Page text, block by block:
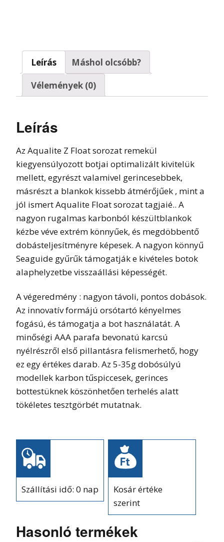
Leírás
Máshol olcsóbb?
Vélemények (0)
Leírás
Az Aqualite Z Float sorozat remekül
kiegyensúlyozott botjai optimalizált kivitelük
mellett, egyrészt valamivel gerincesebbek,
másrészt a blankok kissebb átmérőjűek , mint a
jól ismert Aqualite Float sorozat tagjaié.. A
nagyon rugalmas karbonból készültblankok
kézbe véve extrém könnyűek, és megdöbbentő
dobásteljesítményre képesek. A nagyon könnyű
Seaguide gyűrűk támogatják e kivételes botok
alaphelyzetbe visszaállási képességét.
A végeredmény : nagyon távoli, pontos dobások.
Az innovatív formájú orsótartó kényelmes
fogású, és támogatja a bot használatát. A
minőségi AAA parafa bevonatú karcsú
nyélrészről első pillantásra felismerhető, hogy
ez egy értékes darab. Az 5-35g dobósúlyú
modellek karbon tűspiccesek, gerinces
bottestüknek köszönhetően terhelés alatt
tökéletes tesztgörbét mutatnak.
Szállítási idő: 0 nap
Kosár értéke
szerint
Hasonló termékek